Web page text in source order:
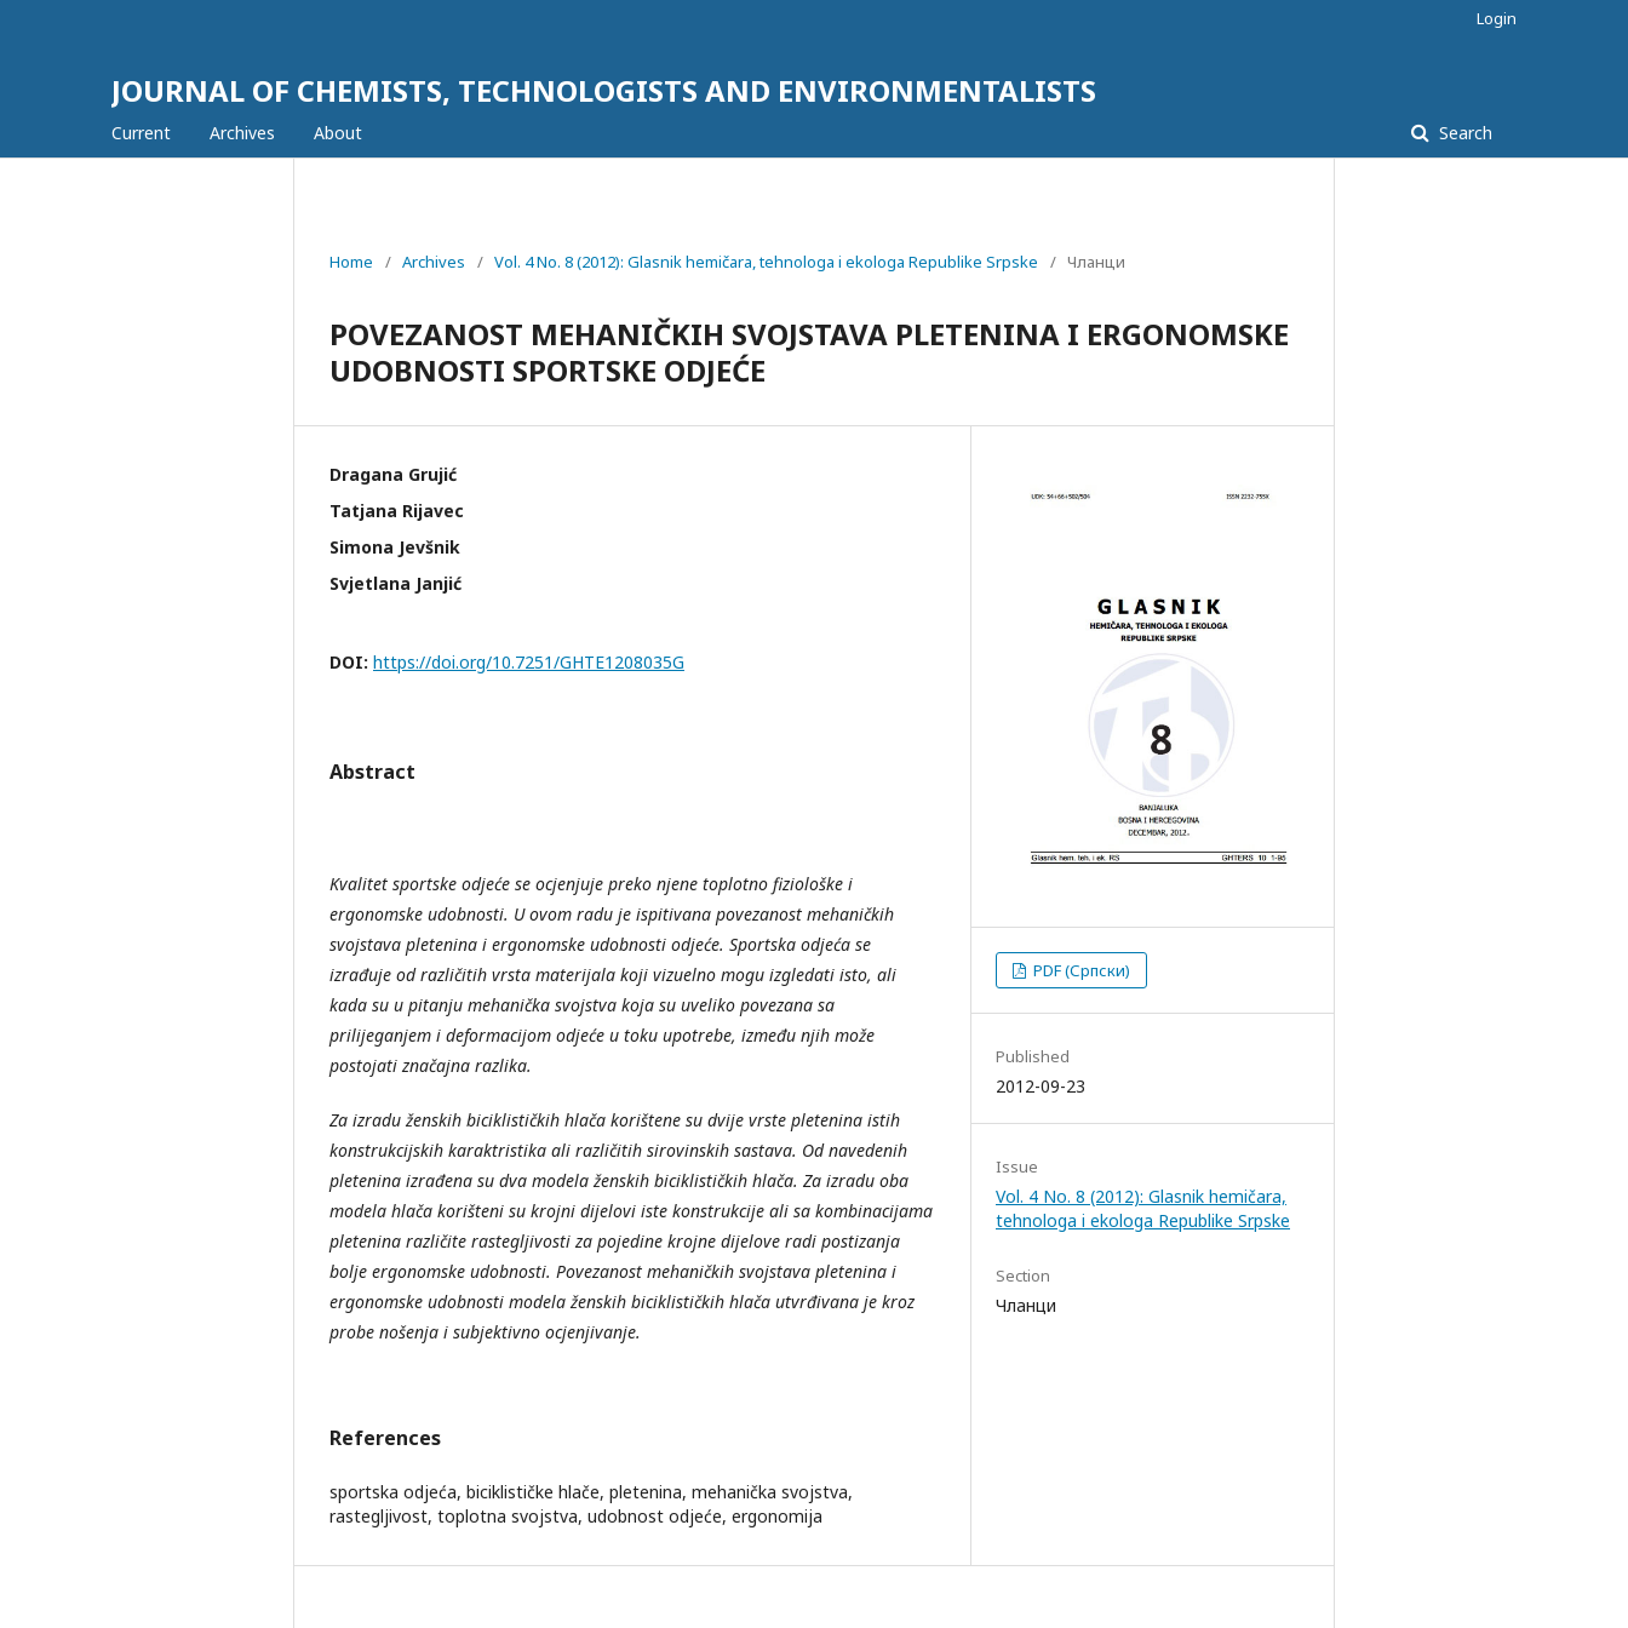
JOURNAL OF CHEMISTS, TECHNOLOGISTS AND ENVIRONMENTALISTS
Current Archives About Search
Login
Home / Archives / Vol. 4 No. 8 (2012): Glasnik hemičara, tehnologa i ekologa Republike Srpske / Чланци
POVEZANOST MEHANIČKIH SVOJSTAVA PLETENINA I ERGONOMSKE
UDOBNOSTI SPORTSKE ODJEĆE
Dragana Grujić
Tatjana Rijavec
Simona Jevšnik
Svjetlana Janjić
DOI: https://doi.org/10.7251/GHTE1208035G
Abstract
Kvalitet sportske odjeće se ocjenjuje preko njene toplotno fiziološke i
ergonomske udobnosti. U ovom radu je ispitivana povezanost mehaničkih
svojstava pletenina i ergonomske udobnosti odjeće. Sportska odjeća se
izrađuje od različitih vrsta materijala koji vizuelno mogu izgledati isto, ali
kada su u pitanju mehanička svojstva koja su uveliko povezana sa
prilijeganjem i deformacijom odjeće u toku upotrebe, između njih može
postojati značajna razlika.
Za izradu ženskih biciklističkih hlača korištene su dvije vrste pletenina istih
konstrukcijskih karaktristika ali različitih sirovinskih sastava. Od navedenih
pletenina izrađena su dva modela ženskih biciklističkih hlača. Za izradu oba
modela hlača korišteni su krojni dijelovi iste konstrukcije ali sa kombinacijama
pletenina različite rastegljivosti za pojedine krojne dijelove radi postizanja
bolje ergonomske udobnosti. Povezanost mehaničkih svojstava pletenina i
ergonomske udobnosti modela ženskih biciklističkih hlača utvrđivana je kroz
probe nošenja i subjektivno ocjenjivanje.
References
sportska odjeća, biciklističke hlače, pletenina, mehanička svojstva,
rastegljivost, toplotna svojstva, udobnost odjeće, ergonomija
PDF (Српски)
Published
2012-09-23
Issue
Vol. 4 No. 8 (2012): Glasnik hemičara,
tehnologa i ekologa Republike Srpske
Section
Чланци